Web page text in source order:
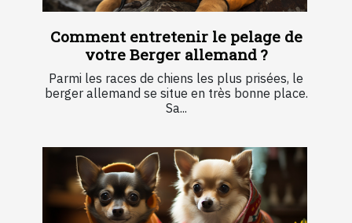
Comment entretenir le pelage de
votre Berger allemand ?
Parmi les races de chiens les plus prisées, le
berger allemand se situe en très bonne place.
Sa...